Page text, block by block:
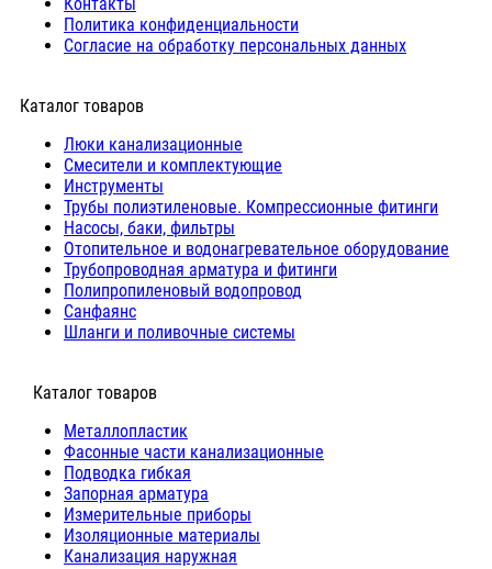
Политика конфиденциальности
Согласие на обработку персональных данных
Каталог товаров
Люки канализационные
Cмесители и комплектующие
Инструменты
Трубы полиэтиленовые. Компрессионные фитинги
Насосы, баки, фильтры
Отопительное и водонагревательное оборудование
Трубопроводная арматура и фитинги
Полипропиленовый водопровод
Санфаянс
Шланги и поливочные системы
⠀Каталог товаров
Металлопластик
Фасонные части канализационные
Подводка гибкая
Запорная арматура
Измерительные приборы
Изоляционные материалы
Канализация наружная